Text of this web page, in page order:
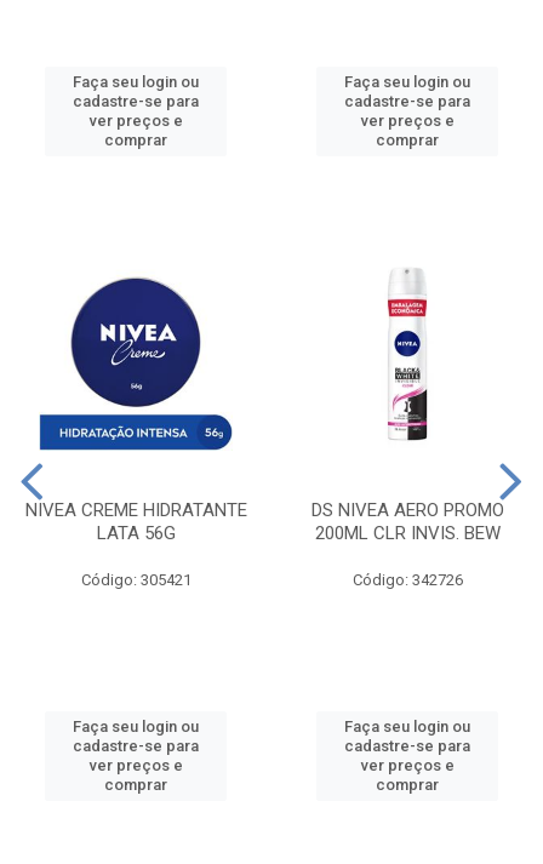
Faça seu login ou
cadastre-se para
ver preços e
comprar
Faça seu login ou
cadastre-se para
ver preços e
comprar
NIVEA CREME HIDRATANTE
LATA 56G
Código: 305421
Faça seu login ou
cadastre-se para
ver preços e
comprar
DS NIVEA AERO PROMO
200ML CLR INVIS. BEW
Código: 342726
Faça seu login ou
cadastre-se para
ver preços e
comprar